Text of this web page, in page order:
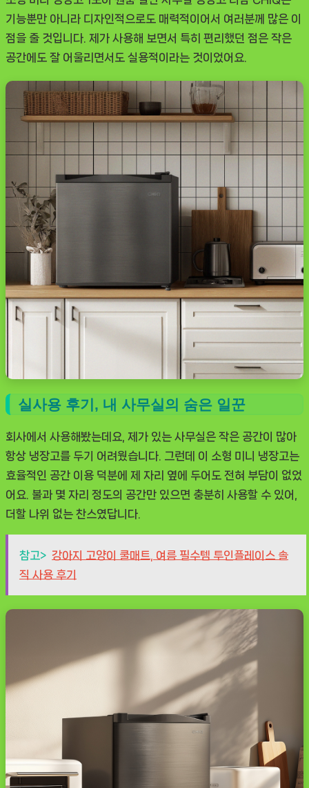
기능뿐만 아니라 디자인적으로도 매력적이어서 여러분께 많은 이
점을 줄 것입니다. 제가 사용해 보면서 특히 편리했던 점은 작은
공간에도 잘 어울리면서도 실용적이라는 것이었어요.
실사용 후기, 내 사무실의 숨은 일꾼
회사에서 사용해봤는데요, 제가 있는 사무실은 작은 공간이 많아
항상 냉장고를 두기 어려웠습니다. 그런데 이 소형 미니 냉장고는
효율적인 공간 이용 덕분에 제 자리 옆에 두어도 전혀 부담이 없었
어요. 불과 몇 자리 정도의 공간만 있으면 충분히 사용할 수 있어,
더할 나위 없는 찬스였답니다.
참고> 강아지 고양이 쿨매트, 여름 필수템 투인플레이스 솔
직 사용 후기